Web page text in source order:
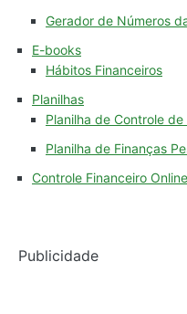
Gerador de Números
E-books
Hábitos Financeiros
Planilhas
Planilha de Controle de
Planilha de Finanças
Controle Financeiro Online
Publicidade